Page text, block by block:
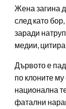
Жена загина
след като
заради
медии,
Дървото е
по клоните
национална
фатални